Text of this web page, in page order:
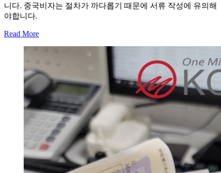
니다. 중국비자는 절차가 까다롭기 때문에 서류 작성에 유의해
야합니다.
Read More